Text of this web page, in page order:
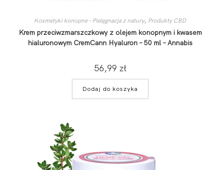
Kosmetyki konopne – Pielęgnacja z natury, Produkty CBD
Krem przeciwzmarszczkowy z olejem konopnym i kwasem
hialuronowym CremCann Hyaluron – 50 ml – Annabis
56,99 zł
Dodaj do koszyka